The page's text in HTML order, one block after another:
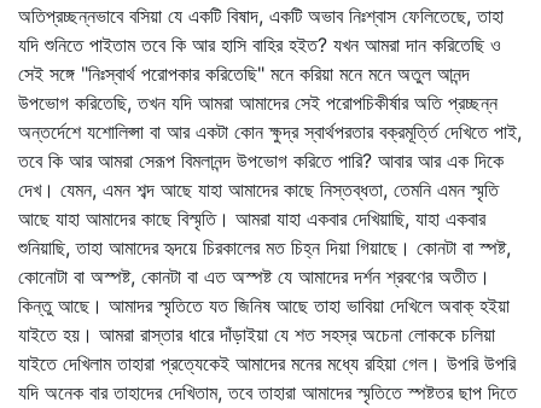
অতিপ্রচ্ছন্নভাবে বসিয়া যে একটি বিষাদ, একটি অভাব নিঃশ্বাস ফেলিতেছে, তাহা
যদি শুনিতে পাইতাম তবে কি আর হাসি বাহির হইত? যখন আমরা দান করিতেছি ও
সেই সঙ্গে "নিঃস্বার্থ পরোপকার করিতেছি" মনে করিয়া মনে মনে অতুল আনন্দ
উপভোগ করিতেছি, তখন যদি আমরা আমাদের সেই পরোপচিকীর্ষার অতি প্রচ্ছন্ন
অন্তর্দেশে যশোলিপ্সা বা আর একটা কোন ক্ষুদ্র স্বার্থপরতার বক্রমূর্ত্তি দেখিতে পাই,
তবে কি আর আমরা সেরূপ বিমলানন্দ উপভোগ করিতে পারি? আবার আর এক দিকে
দেখ। যেমন, এমন শব্দ আছে যাহা আমাদের কাছে নিস্তব্ধতা, তেমনি এমন স্মৃতি
আছে যাহা আমাদের কাছে বিস্মৃতি। আমরা যাহা একবার দেখিয়াছি, যাহা একবার
শুনিয়াছি, তাহা আমাদের হৃদয়ে চিরকালের মত চিহ্ন দিয়া গিয়াছে। কোনটা বা স্পষ্ট,
কোনোটা বা অস্পষ্ট, কোনটা বা এত অস্পষ্ট যে আমাদের দর্শন শ্রবণের অতীত।
কিন্তু আছে। আমাদর স্মৃতিতে যত জিনিষ আছে তাহা ভাবিয়া দেখিলে অবাক্‌ হইয়া
যাইতে হয়। আমরা রাস্তার ধারে দাঁড়াইয়া যে শত সহস্র অচেনা লোককে চলিয়া
যাইতে দেখিলাম তাহারা প্রত্যেকেই আমাদের মনের মধ্যে রহিয়া গেল। উপরি উপরি
যদি অনেক বার তাহাদের দেখিতাম, তবে তাহারা আমাদের স্মৃতিতে স্পষ্টতর ছাপ দিতে